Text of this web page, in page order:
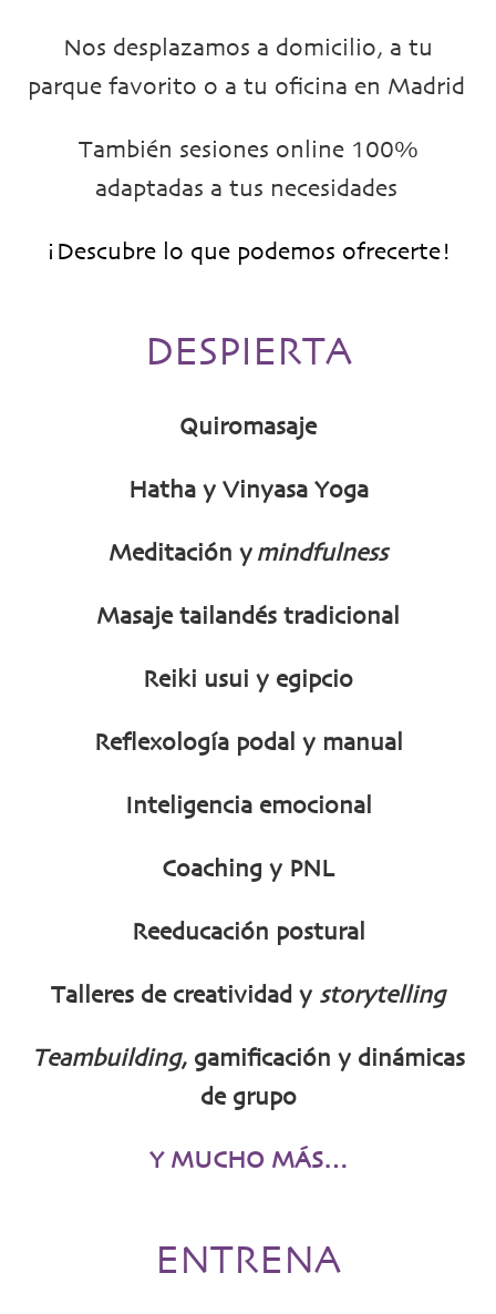
Nos desplazamos a domicilio, a tu
parque favorito o a tu oficina en Madrid
También sesiones online 100%
adaptadas a tus necesidades
¡Descubre lo que podemos ofrecerte!
DESPIERTA
Quiromasaje
Hatha y Vinyasa Yoga
Meditación y mindfulness
Masaje tailandés tradicional
Reiki usui y egipcio
Reflexología podal y manual
Inteligencia emocional
Coaching y PNL
Reeducación postural
Talleres de creatividad y storytelling
Teambuilding, gamificación y dinámicas
de grupo
Y MUCHO MÁS…
ENTRENA